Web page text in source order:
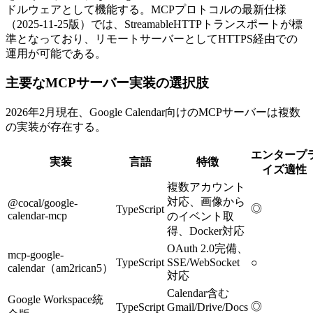
ドルウェアとして機能する。MCPプロトコルの最新仕様
（2025-11-25版）では、StreamableHTTPトランスポートが標
準となっており、リモートサーバーとしてHTTPS経由での
運用が可能である。
主要なMCPサーバー実装の選択肢
2026年2月現在、Google Calendar向けのMCPサーバーは複数
の実装が存在する。
実装 言語 特徴
エンタープ
イズ適性
@cocal/google-
calendar-mcp
TypeScript
複数アカウント
対応、画像から
のイベント取
得、Docker対応
◎
mcp-google-
calendar（am2rican5）
TypeScript
OAuth 2.0完備、
SSE/WebSocket
対応
○
Google Workspace統
TypeScript
Calendar含む
Gmail/Drive/Docs ◎